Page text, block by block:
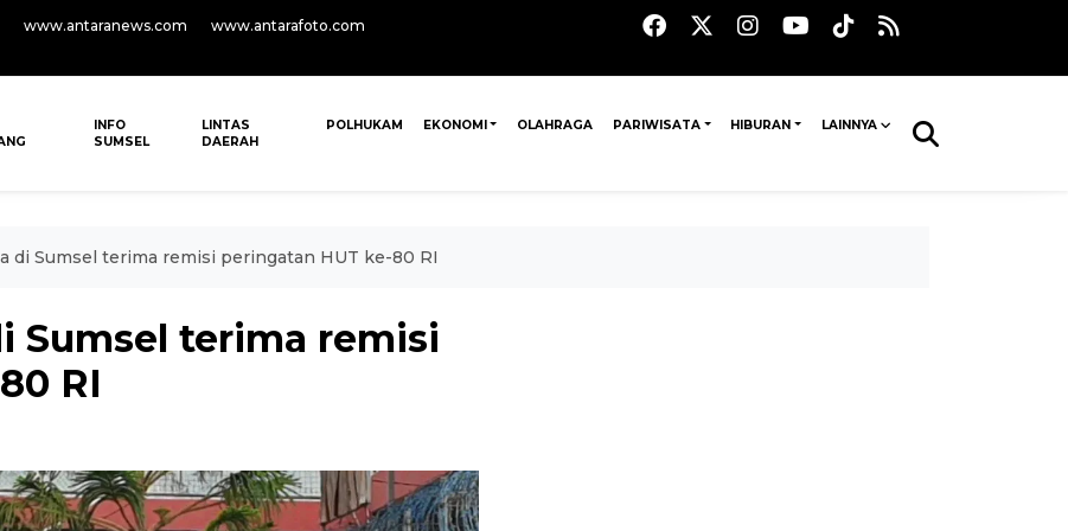
www.antaranews.com
www.antarafoto.com
INFO
SUMSEL
LINTAS
DAERAH
POLHUKAM EKONOMI OLAHRAGA PARIWISATA HIBURAN LAINNYA
di Sumsel terima remisi peringatan HUT ke-80 RI
Sumsel terima remisi
RI